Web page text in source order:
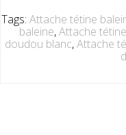
Tags: Attache tétine
baleine,Attache
doudou blanc,Attache